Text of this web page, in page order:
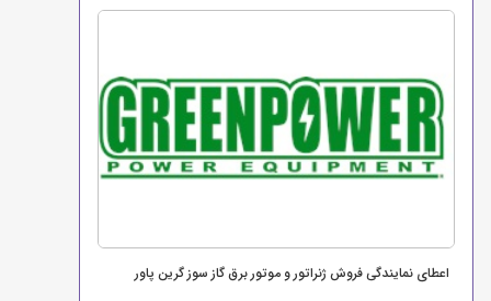
اعطای نمایندگی فروش ژنراتور و موتور برق گاز سوز گرین پاور